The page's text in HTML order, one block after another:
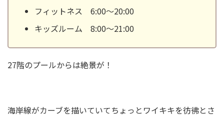
フィットネス 6:00～20:00
キッズルーム 8:00～21:00
27階のプールからは絶景が！
海岸線がカーブを描いていてちょっとワイキキを彷彿とさ